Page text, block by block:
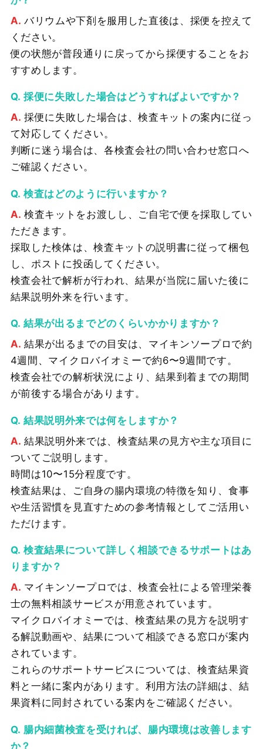
バリウムや下剤を服用した直後は、採便を控えて
ください。
便の状態が普段通りに戻ってから採便することをお
すすめします。
採便に失敗した場合はどうすればよいですか？
採便に失敗した場合は、検査キットの案内に従っ
て対応してください。
判断に迷う場合は、各検査会社の問い合わせ窓口へ
ご確認ください。
検査はどのように行いますか？
検査キットをお渡しし、ご自宅で便を採取してい
ただきます。
採取した検体は、検査キットの説明書に従って梱包
し、ポストに投函してください。
検査会社で解析が行われ、結果が当院に届いた後に
結果説明外来を行います。
結果が出るまでどのくらいかかりますか？
結果が出るまでの目安は、マイキンソープロで約
4週間、マイクロバイオミーで約6〜9週間です。
検査会社での解析状況により、結果到着までの期間
が前後する場合があります。
結果説明外来では何をしますか？
結果説明外来では、検査結果の見方や主な項目に
ついてご説明します。
時間は10〜15分程度です。
検査結果は、ご自身の腸内環境の特徴を知り、食事
や生活習慣を見直すための参考情報としてご活用い
ただけます。
検査結果について詳しく相談できるサポートはあ
りますか？
マイキンソープロでは、検査会社による管理栄養
士の無料相談サービスが用意されています。
マイクロバイオミーでは、検査結果の見方を説明す
る解説動画や、結果について相談できる窓口が案内
されています。
これらのサポートサービスについては、検査結果資
料と一緒に案内があります。利用方法の詳細は、結
果資料に同封されている案内をご確認ください。
腸内細菌検査を受ければ、腸内環境は改善します
か？